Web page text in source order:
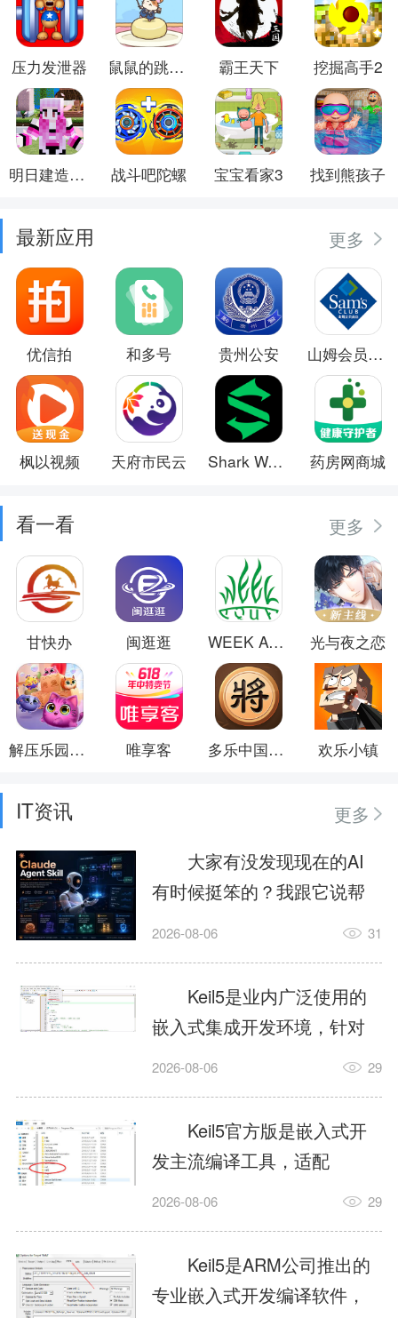
压力发泄器 鼠鼠的跳跃冒险 霸王天下 挖掘高手2
明日建造大师 战斗吧陀螺 宝宝看家3 找到熊孩子
最新应用 更多
优信拍 和多号 贵州公安 山姆会员商店
枫以视频 天府市民云 Shark Wear 药房网商城
看一看 更多
甘快办 闽逛逛 WEEK AQUA 光与夜之恋
解压乐园模拟器 唯享客 多乐中国象棋 欢乐小镇
IT资讯
更多
大家有没发现现在的AI
有时候挺笨的？我跟它说帮
我订个明天早上的闹钟，它
这样？因为AI，就是个只会
耍嘴皮子的书呆子。它脑子
里有海量知识，但没有真正
激发出来实力。而
AgentSkill，就是给AI大脑装
上的一双机械手，它真的能
解决很多问题。1什么是
AgentSkillSkill指...
2026-08-06 31
Keil5是业内广泛使用的
嵌入式集成开发环境，针对
ARM、51内核单片机提供编
力，代码编译稳定，调试工
具成熟，大量开源项目基于
该平台开发。新项目需要单
独下载对应芯片支持包，新
手配置难度较高，正版商业
授权费用不菲，未授权版本
存在程序容量限制，适合硬
2026-08-06 29
Keil5官方版是嵌入式开
发主流编译工具，适配
STM32、51单片机等多款芯
在线调试、代码仿真，兼容
众多厂商芯片安装包。软件
需要手动添加器件库，初次
2026-08-06 29
Keil5是ARM公司推出的
专业嵌入式开发编译软件，